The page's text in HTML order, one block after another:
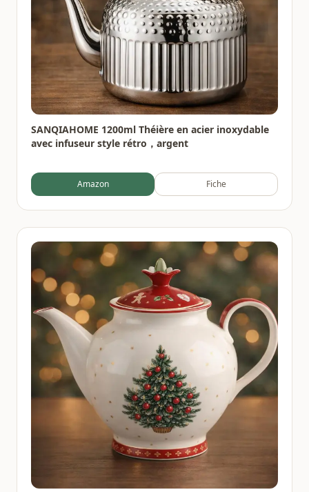
SANQIAHOME 1200ml Théière en acier inoxydable
avec infuseur style rétro，argent
Amazon Fiche